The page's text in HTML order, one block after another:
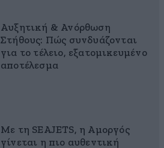
Αυξητική & Ανόρθωση
Στήθους: Πώς συνδυάζονται
για το τέλειο, εξατομικευμένο
αποτέλεσμα
Με τη SEAJETS, η Αμοργός
γίνεται η πιο αυθεντική